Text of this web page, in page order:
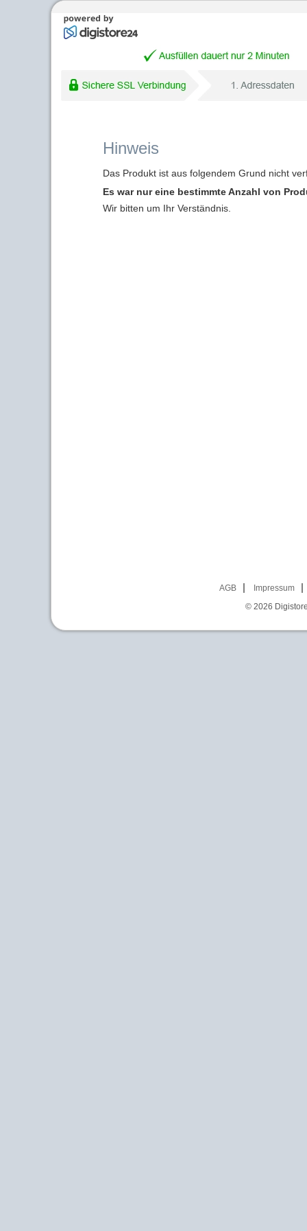
Hinweis
Das Produkt ist aus folgendem Grund nicht
Es war nur eine bestimmte Anzahl von
Wir bitten um Ihr Verständnis.
AGB
Impressum
© 2026